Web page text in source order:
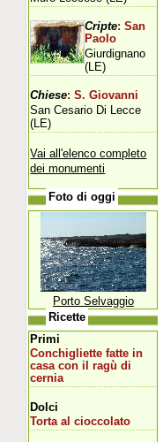
Cripte: San
Paolo
Giurdignano
(LE)
Chiese: S. Giovanni
San Cesario Di Lecce
(LE)
Vai all'elenco completo
dei monumenti
Foto di oggi
Porto Selvaggio
Ricette
Primi
Conchigliette fatte in
casa con il ragù di
cernia
Dolci
Torta al cioccolato